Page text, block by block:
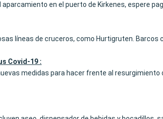
aparcamiento en el puerto de Kirkenes, espere
líneas de cruceros, como Hurtigruten.
Covid-19 :
medidas para hacer frente al